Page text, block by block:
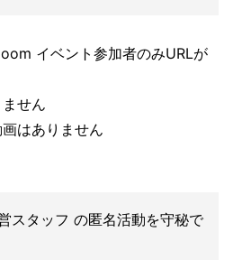
イベント参加者のみURLが
せん
はありません
スタッフ の匿名活動を守秘で